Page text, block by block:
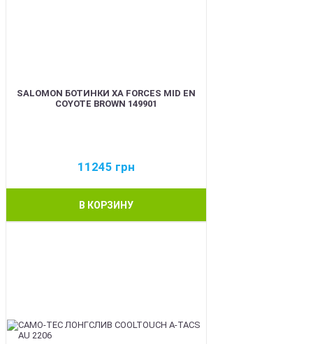
SALOMON БОТИНКИ XA FORCES MID EN
COYOTE BROWN 149901
11245 грн
В КОРЗИНУ